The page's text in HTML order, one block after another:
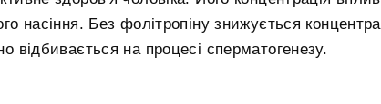
насіння. Без фолітропіну знижується
відбивається на процесі сперматогенезу.